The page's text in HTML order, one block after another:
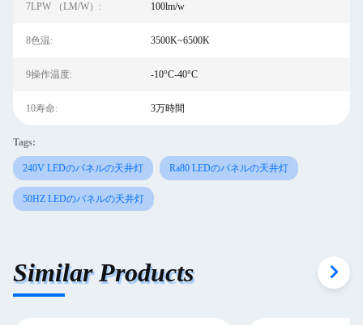
7LPW （LM/W）: 100lm/w
8色温: 3500K~6500K
9操作温度: -10°C-40°C
10寿命: 3万時間
Tags:
240V LEDのパネルの天井灯 Ra80 LEDのパネルの天井灯
50HZ LEDのパネルの天井灯
Similar Products